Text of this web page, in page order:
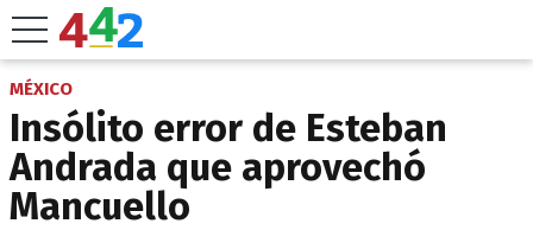
MÉXICO
Insólito error de Esteban
Andrada que aprovechó
Mancuello